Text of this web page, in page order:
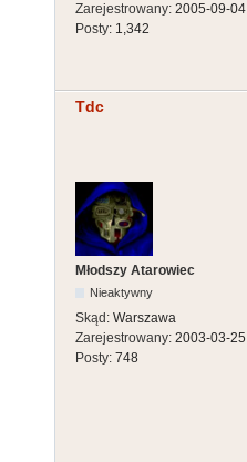
Zarejestrowany: 2005-09-04
Posty: 1,342
Tdc
Młodszy Atarowiec
Nieaktywny
Skąd: Warszawa
Zarejestrowany: 2003-03-25
Posty: 748